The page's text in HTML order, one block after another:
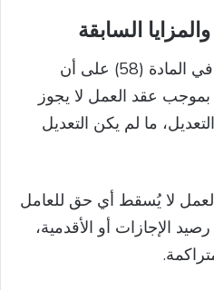
السابقة
ينص نظام العمل السعودي في المادة (58) على أن
بموجب عقد العمل لا يجوز
ما لم يكن التعديل
العمل لا يُسقط أي حق للعامل
الإجازات أو الأقدمية،